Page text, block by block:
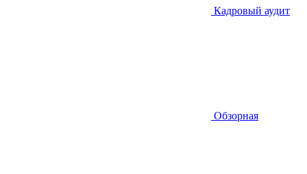
Кадровый аудит
Обзорная